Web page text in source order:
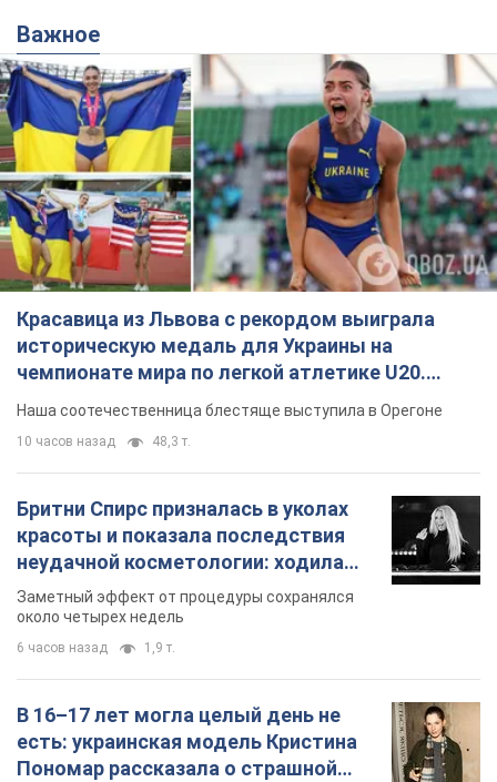
Важное
Красавица из Львова с рекордом выиграла
историческую медаль для Украины на
чемпионате мира по легкой атлетике U20.
Видео
Наша соотечественница блестяще выступила в Орегоне
10 часов назад 48,3 т.
Бритни Спирс призналась в уколах
красоты и показала последствия
неудачной косметологии: ходила
так почти месяц
Заметный эффект от процедуры сохранялся
около четырех недель
6 часов назад 1,9 т.
В 16–17 лет могла целый день не
есть: украинская модель Кристина
Пономар рассказала о страшной